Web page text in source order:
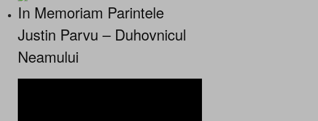
In Memoriam Parintele
Justin Parvu – Duhovnicul
Neamului